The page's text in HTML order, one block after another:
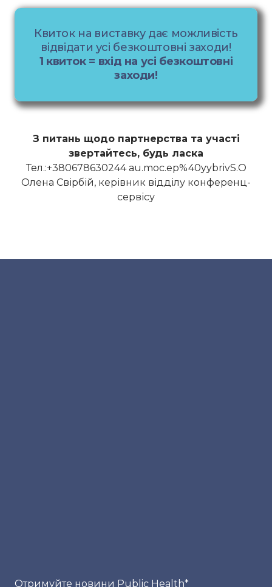
Квиток на виставку дає можливість
відвідати усі безкоштовні заходи!
1 квиток = вхід на усі безкоштовні
заходи!
З питань щодо партнерства та участі
звертайтесь, будь ласка
Тел.:+380678630244 au.moc.ep%40yybrivS.O
Олена Свірбій, керівник відділу конференц-
сервісу
Отримуйте новини Public Health*